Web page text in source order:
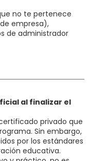
no te pertenece
empresa),
de administrador
al finalizar el
privado que
Sin embargo,
por los estándares
educativa.